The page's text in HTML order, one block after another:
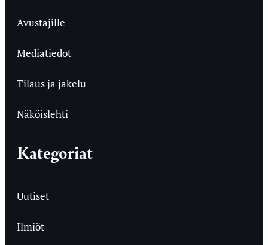
Avustajille
Mediatiedot
Tilaus ja jakelu
Näköislehti
Kategoriat
Uutiset
Ilmiöt